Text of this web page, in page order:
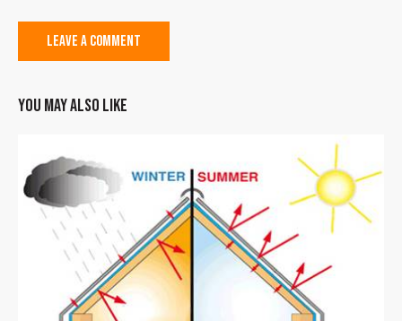
YOU MAY ALSO LIKE